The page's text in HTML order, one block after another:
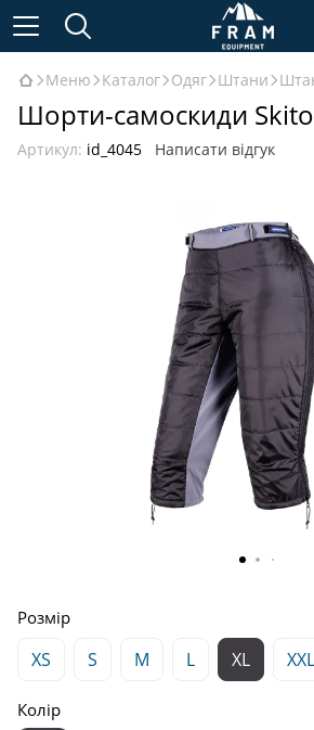
Меню Каталог Одяг Штани
Шорти-самоскиди
Артикул: id_4045 Написати відгук
Розмір
XS S M L XL XXL
Колір